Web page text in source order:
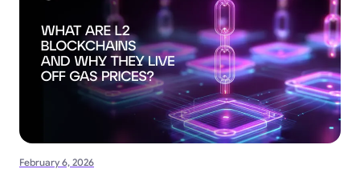
February 6, 2026